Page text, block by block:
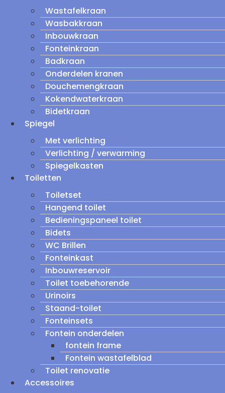
Wastafelkraan
Wasbakkraan
Inbouwkraan
Fonteinkraan
Badkraan
Onderdelen kranen
Douchemengkraan
Kokendwaterkraan
Bidetkraan
Spiegel
Met verlichting
Verlichting / verwarming
Spiegelkasten
Toiletten
Toiletset
Hangend toilet
Bedieningspaneel toilet
Bidets
WC Brillen
Fonteinkast
Inbouwreservoir
Toilet toebehorende
Urinoirs
Staand-toilet
Fonteinsets
Fontein onderdelen
fontein frame
Fontein wastafelblad
Toilet renovatie
Accessoires